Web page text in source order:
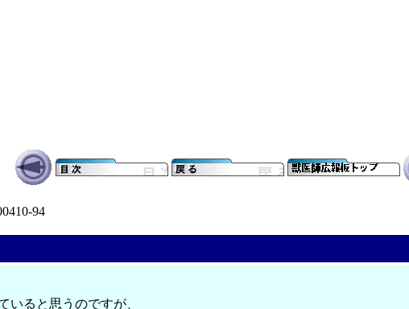
94
いると思うのですが、